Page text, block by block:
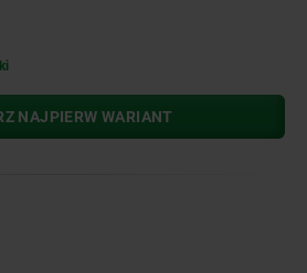
NAJPIERW WARIANT